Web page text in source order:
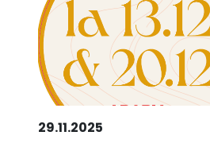
29.11.2025